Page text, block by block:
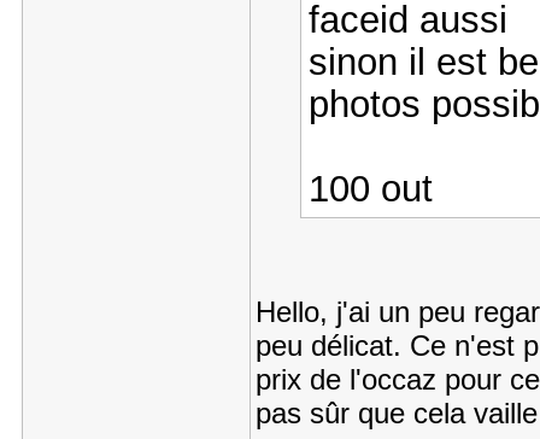
faceid aussi
sinon il est
photos
100 out
Hello, j'ai un peu
peu délicat. Ce n'est
prix de l'occaz pour
pas sûr que cela